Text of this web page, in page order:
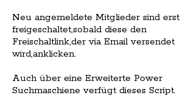
Neu angemeldete Mitglieder sind erst
freigeschaltet,sobald diese den
Freischaltlink,der via Email versendet
wird,anklicken.
Auch über eine Erweiterte Power
Suchmaschiene verfügt dieses Script.